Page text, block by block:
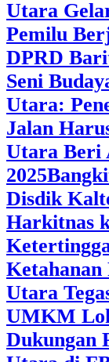
Utara
Pemilu
DPRD
Seni
Utara:
Jalan
Utara Beri
2025
Disdik
Harkitnas
Ketahanan
Utara
UMKM
Dukungan